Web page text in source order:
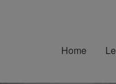
Home